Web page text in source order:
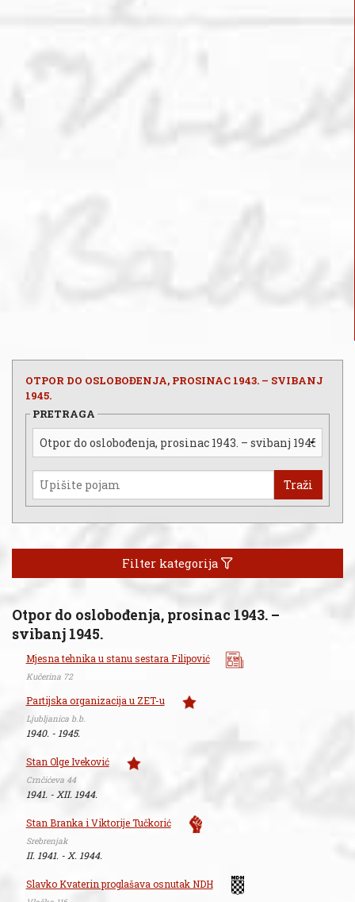
OTPOR DO OSLOBOĐENJA, PROSINAC 1943. – SVIBANJ
1945.
PRETRAGA
Traži
Filter kategorija
Otpor do oslobođenja, prosinac 1943. –
svibanj 1945.
Mjesna tehnika u stanu sestara Filipović
Kučerina 72
Partijska organizacija u ZET-u
Ljubljanica b.b.
1940. - 1945.
Stan Olge Iveković
Crnčićeva 44
1941. - XII. 1944.
Stan Branka i Viktorije Tučkorić
Srebrenjak
II. 1941. - X. 1944.
Slavko Kvaterin proglašava osnutak NDH